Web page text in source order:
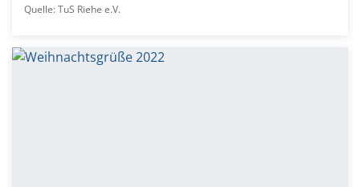
Quelle: TuS Riehe e.V.